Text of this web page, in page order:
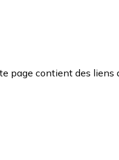
page contient des